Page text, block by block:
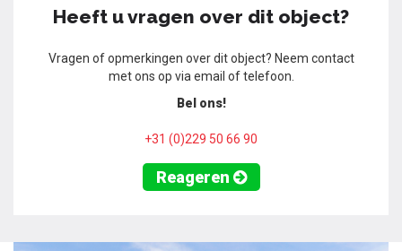
Heeft u vragen over dit object?
Vragen of opmerkingen over dit object? Neem contact
met ons op via email of telefoon.
Bel ons!
+31 (0)229 50 66 90
Reageren